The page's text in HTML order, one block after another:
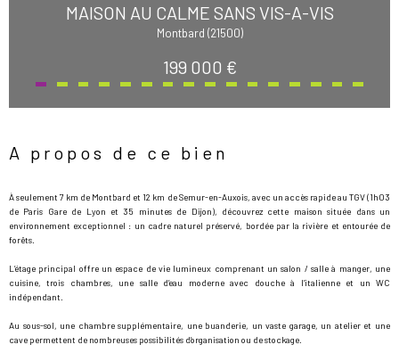
MAISON AU CALME SANS VIS-A-VIS
Montbard (21500)
199 000 €
A propos de ce bien
À seulement 7 km de Montbard et 12 km de Semur-en-Auxois, avec un accès rapide au TGV (1h03
de Paris Gare de Lyon et 35 minutes de Dijon), découvrez cette maison située dans un
environnement exceptionnel : un cadre naturel préservé, bordée par la rivière et entourée de
forêts.
L’étage principal offre un espace de vie lumineux comprenant un salon / salle à manger, une
cuisine, trois chambres, une salle d’eau moderne avec douche à l’italienne et un WC
indépendant.
Au sous-sol, une chambre supplémentaire, une buanderie, un vaste garage, un atelier et une
cave permettent de nombreuses possibilités d’organisation ou de stockage.